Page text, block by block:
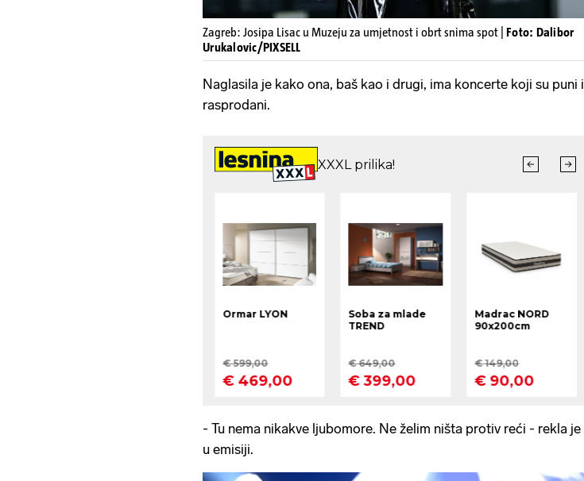
Zagreb: Josipa Lisac u Muzeju za umjetnost i obrt snima spot | Foto: Dalibor
Urukalovic/PIXSELL
Naglasila je kako ona, baš kao i drugi, ima koncerte koji su puni i
rasprodani.
- Tu nema nikakve ljubomore. Ne želim ništa protiv reći - rekla je
u emisiji.